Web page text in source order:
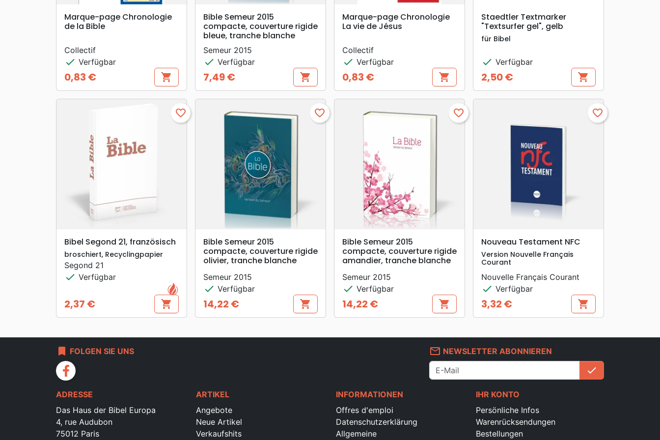
search VORSCHAU
Marque-page Chronologie
de la Bible
Collectif
check Verfügbar
Preis
0,83 € shopping_cart
search VORSCHAU
Bible Semeur 2015
compacte, couverture rigide
bleue, tranche blanche
Semeur 2015
check Verfügbar
Preis
7,49 € shopping_cart
search VORSCHAU
Marque-page Chronologie
La vie de Jésus
Collectif
check Verfügbar
Preis
0,83 € shopping_cart
searchVORSCHAU
Staedtler Textmarker
"Textsurfer gel", gelb
für Bibel
check Verfügbar
Preis
2,50 € shopping_cart
search VORSCHAU
favorite_border
Bibel Segond 21, französisch
broschiert, Recyclingpapier
Segond 21
check Verfügbar
Preis
2,37 € shopping_cart
search VORSCHAU
favorite_border
Bible Semeur 2015
compacte, couverture rigide
olivier, tranche blanche
Semeur 2015
check Verfügbar
Preis
14,22 € shopping_cart
search VORSCHAU
favorite_border
Bible Semeur 2015
compacte, couverture rigide
amandier, tranche blanche
Semeur 2015
check Verfügbar
Preis
14,22 € shopping_cart
searchVORSCHAU
favorite_border
Nouveau Testament NFC
Version Nouvelle Français
Courant
Nouvelle Français Courant
check Verfügbar
Preis
3,32 € shopping_cart
bookmark FOLGEN SIE UNS
facebook
mail_outline NEWSLETTER ABONNIEREN
check
ADRESSE
Das Haus der Bibel Europa
4, rue Audubon
75012 Paris
ARTIKEL
Angebote
Neue Artikel
Verkaufshits
INFORMATIONEN
Offres d'emploi
Datenschutzerklärung
Allgemeine
IHR KONTO
Persönliche Infos
Warenrücksendungen
Bestellungen